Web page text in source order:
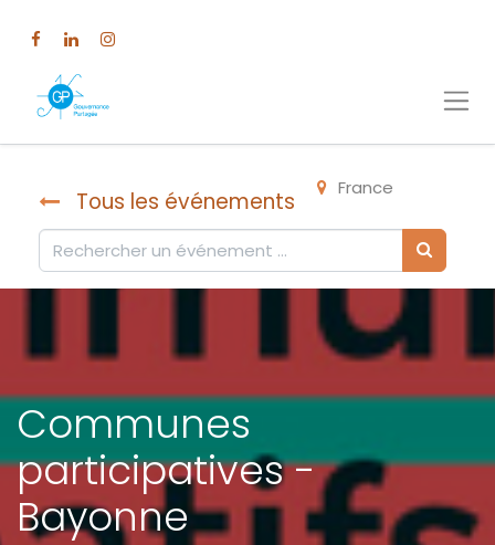
Tous les événements France
Communes
participatives -
Bayonne